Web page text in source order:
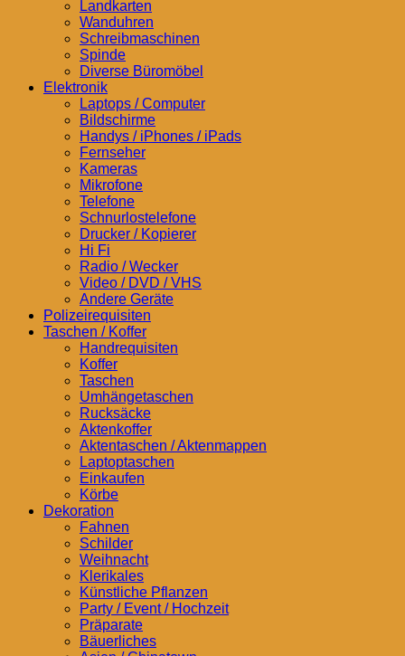
Landkarten
Wanduhren
Schreibmaschinen
Spinde
Diverse Büromöbel
Elektronik
Laptops / Computer
Bildschirme
Handys / iPhones / iPads
Fernseher
Kameras
Mikrofone
Telefone
Schnurlostelefone
Drucker / Kopierer
Hi Fi
Radio / Wecker
Video / DVD / VHS
Andere Geräte
Polizeirequisiten
Taschen / Koffer
Handrequisiten
Koffer
Taschen
Umhängetaschen
Rucksäcke
Aktenkoffer
Aktentaschen / Aktenmappen
Laptoptaschen
Einkaufen
Körbe
Dekoration
Fahnen
Schilder
Weihnacht
Klerikales
Künstliche Pflanzen
Party / Event / Hochzeit
Präparate
Bäuerliches